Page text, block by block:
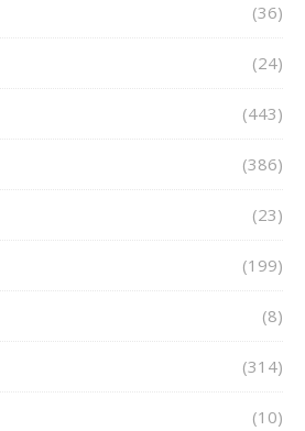
(36)
(24)
(443)
(386)
(23)
(199)
(8)
(314)
(10)